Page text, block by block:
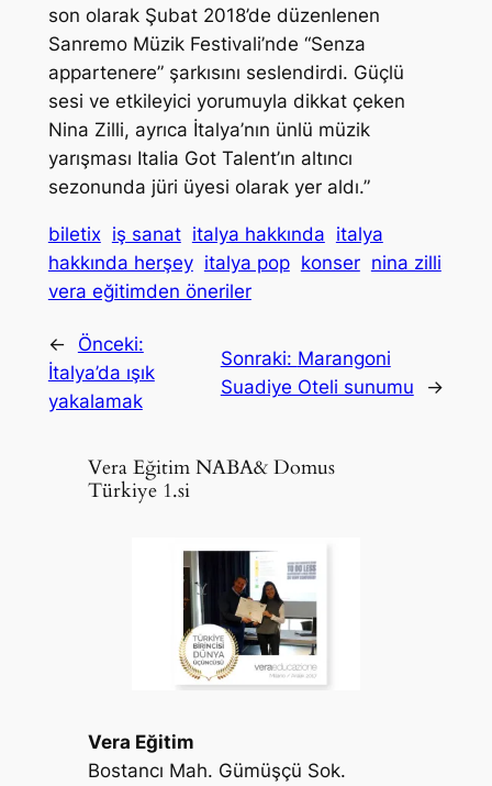
son olarak Şubat 2018’de düzenlenen
Sanremo Müzik Festivali’nde “Senza
appartenere” şarkısını seslendirdi. Güçlü
sesi ve etkileyici yorumuyla dikkat çeken
Nina Zilli, ayrıca İtalya’nın ünlü müzik
yarışması Italia Got Talent’ın altıncı
sezonunda jüri üyesi olarak yer aldı.”
biletix iş sanat italya hakkında italya
hakkında herşey italya pop konser nina zilli
vera eğitimden öneriler
←
Önceki:
İtalya’da ışık
yakalamak
Sonraki: Marangoni
Suadiye Oteli sunumu
→
Vera Eğitim NABA& Domus
Türkiye 1.si
Vera Eğitim
Bostancı Mah. Gümüşçü Sok.